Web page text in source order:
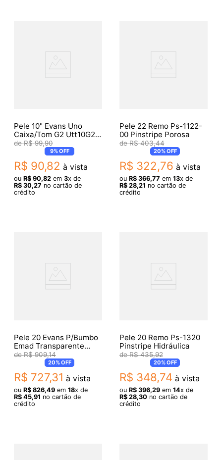
Pele 10" Evans Uno
Caixa/Tom G2 Utt10G2
018793
R$ 99,90
9%OFF
R$ 90,82 à vista
ou R$ 90,82em 3x de
R$ 30,27 no cartão de
crédito
Pele 22 Remo Ps-1122-
00 Pinstripe Porosa
R$ 403,44
20%OFF
R$ 322,76 à vista
ou R$ 366,77 em 13x de
R$ 28,21 no cartão de
crédito
Pele 20 Evans P/Bumbo
Emad Transparente
C/Abafador Bd20Emad
R$ 909,14
20%OFF
R$ 727,31 à vista
ou R$ 826,49em 18x de
R$ 45,91 no cartão de
crédito
Pele 20 Remo Ps-1320
Pinstripe Hidráulica
R$ 435,92
20%OFF
R$ 348,74 à vista
ou R$ 396,29em 14x de
R$ 28,30no cartão de
crédito